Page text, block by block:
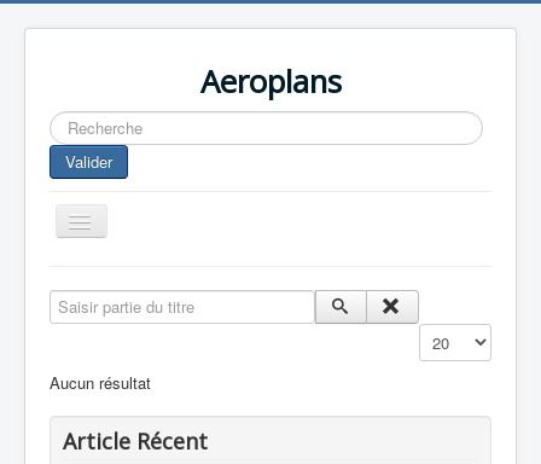
Aeroplans
Rechercher
Valider
Toggle
Navigation
Aviation Commerciale
Europespace
Saisir partie du titre
Affichage #
Aucun résultat
Article Récent